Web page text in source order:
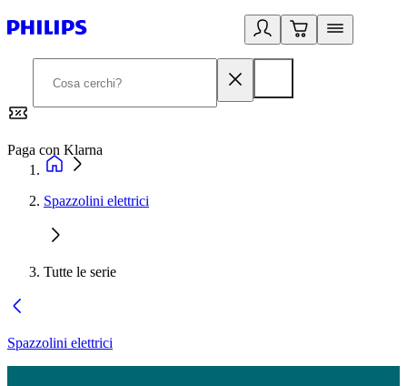
Paga con Klarna
Spazzolini elettrici
Tutte le serie
Spazzolini elettrici